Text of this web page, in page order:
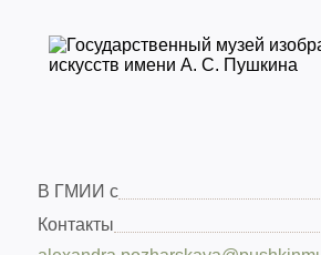
В ГМИИ с
Контакты